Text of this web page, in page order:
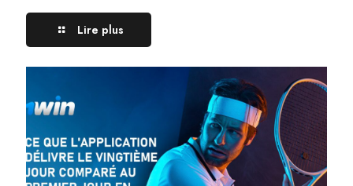
Lire plus